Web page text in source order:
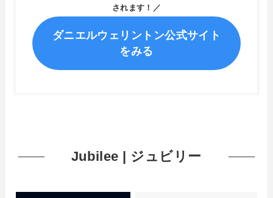
されます！／
ダニエルウェリントン公式サイト
をみる
Jubilee | ジュビリー